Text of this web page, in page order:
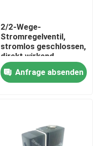
2/2-Wege-
Stromregelventil,
stromlos geschlossen,
direkt wirkend,
Burkert 6013
00126092, G1/8
Gewinde, 3,0 mm
Anfrage absenden